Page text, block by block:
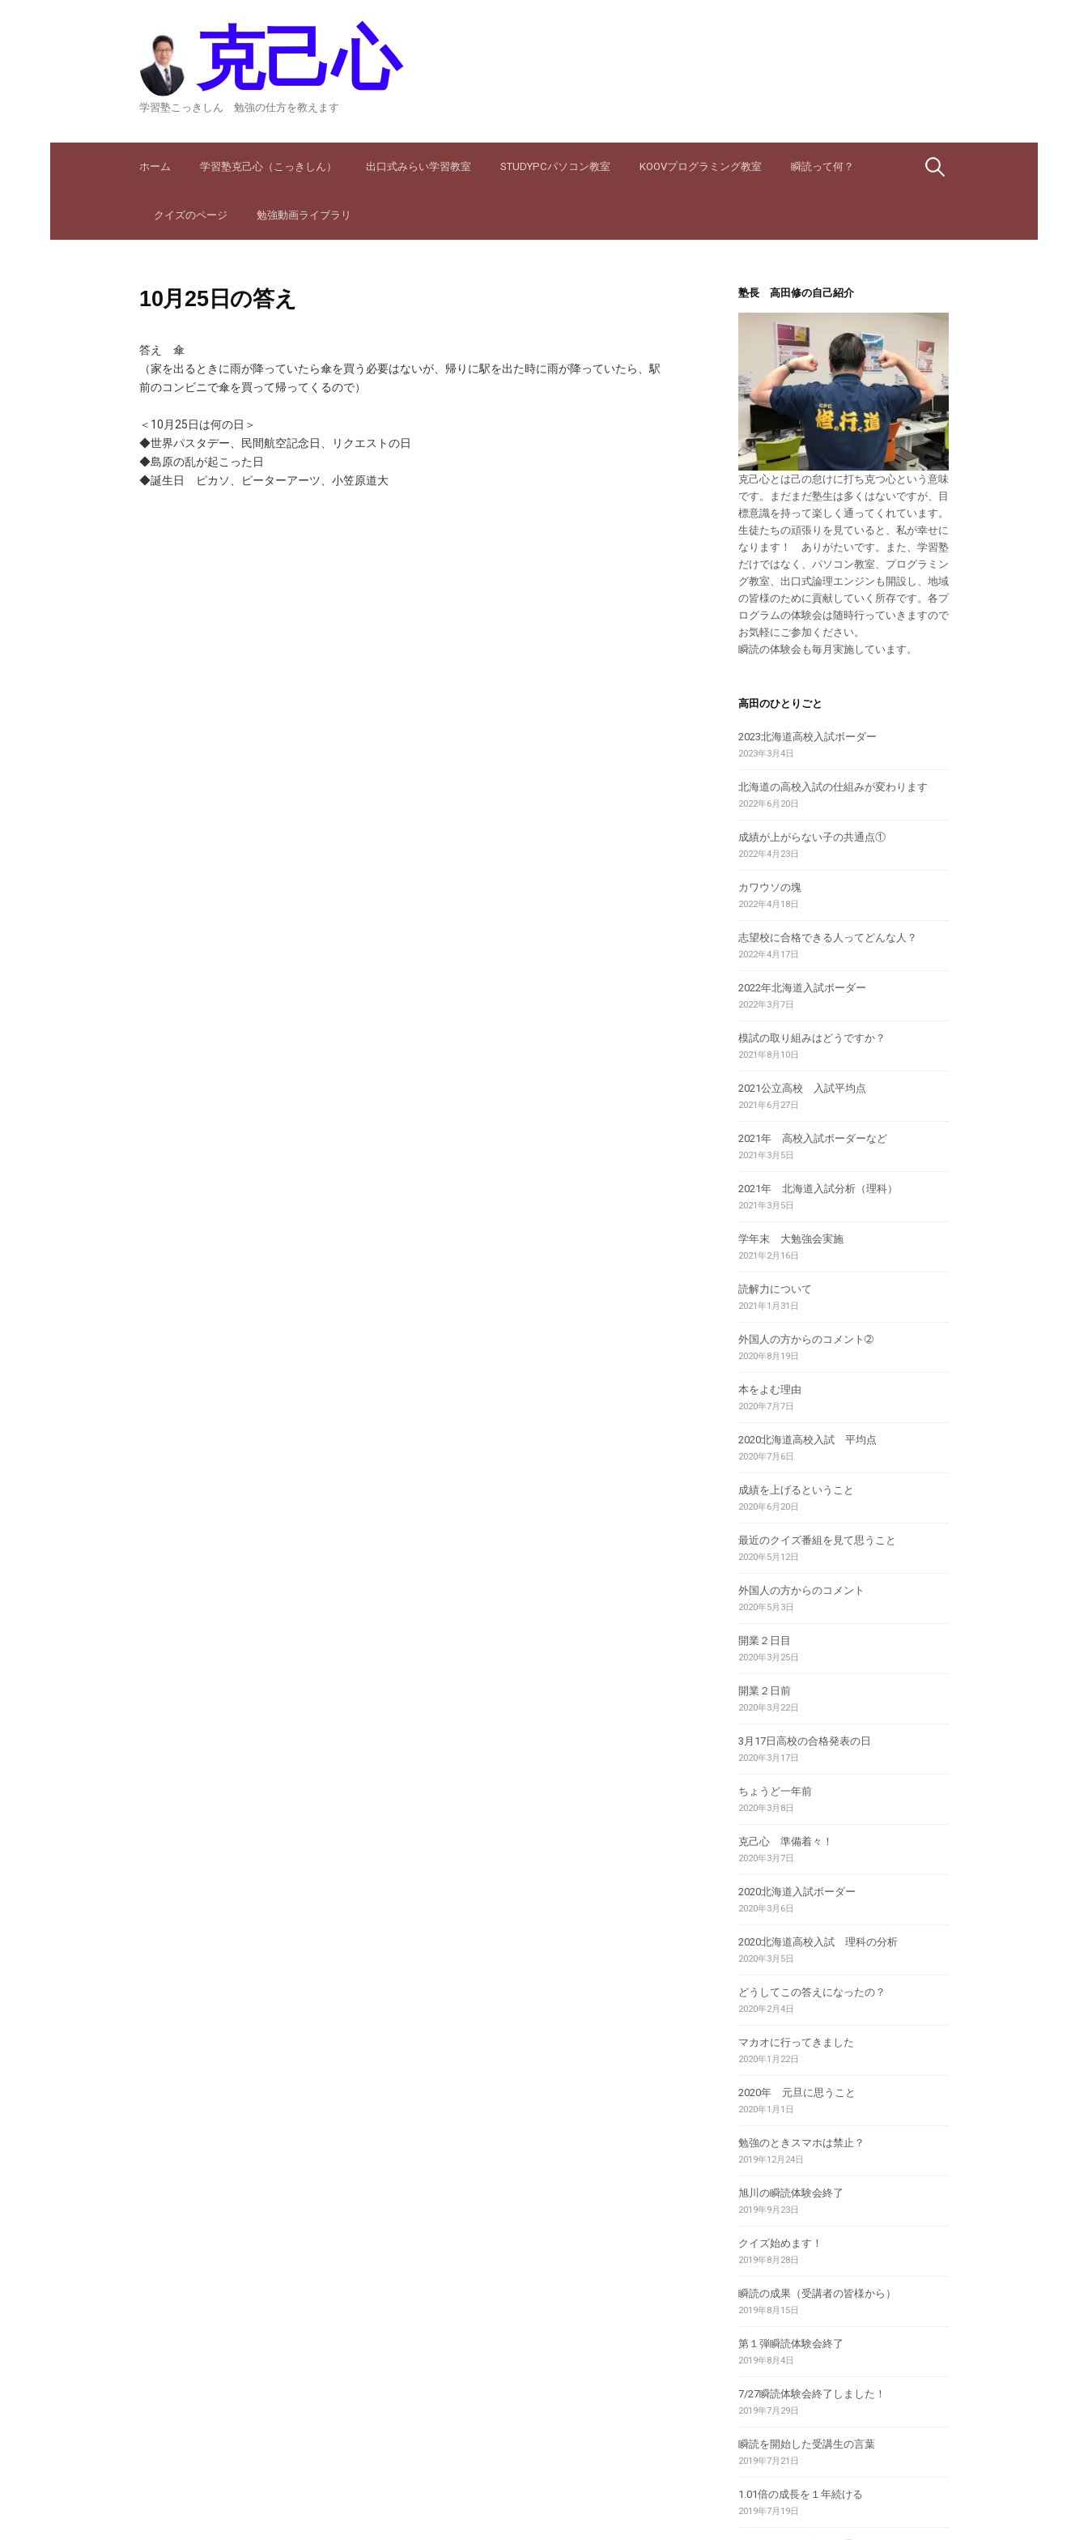
克己心
学習塾こっきしん 勉強の仕方を教えます
ホーム 学習塾克己心（こっきしん） 出口式みらい学習教室 STUDYPCパソコン教室 KOOVプログラミング教室 瞬読って何？
クイズのページ 勉強動画ライブラリ
検
10月25日の答え
答え 傘
（家を出るときに雨が降っていたら傘を買う必要はないが、帰りに駅を出た時に雨が降っていたら、駅
前のコンビニで傘を買って帰ってくるので）
＜10月25日は何の日＞
◆世界パスタデー、民間航空記念日、リクエストの日
◆島原の乱が起こった日
◆誕生日 ピカソ、ピーターアーツ、小笠原道大
塾長 高田修の自己紹介
克己心とは己の怠けに打ち克つ心という意味
です。まだまだ塾生は多くはないですが、目
標意識を持って楽しく通ってくれています。
生徒たちの頑張りを見ていると、私が幸せに
なります！ ありがたいです。また、学習塾
だけではなく、パソコン教室、プログラミン
グ教室、出口式論理エンジンも開設し、地域
の皆様のために貢献していく所存です。各プ
ログラムの体験会は随時行っていきますので
お気軽にご参加ください。
瞬読の体験会も毎月実施しています。
高田のひとりごと
2023北海道高校入試ボーダー
2023年3月4日
北海道の高校入試の仕組みが変わります
2022年6月20日
成績が上がらない子の共通点①
2022年4月23日
カワウソの塊
2022年4月18日
志望校に合格できる人ってどんな人？
2022年4月17日
2022年北海道入試ボーダー
2022年3月7日
模試の取り組みはどうですか？
2021年8月10日
2021公立高校 入試平均点
2021年6月27日
2021年 高校入試ボーダーなど
2021年3月5日
2021年 北海道入試分析（理科）
2021年3月5日
学年末 大勉強会実施
2021年2月16日
読解力について
2021年1月31日
外国人の方からのコメント➁
2020年8月19日
本をよむ理由
2020年7月7日
2020北海道高校入試 平均点
2020年7月6日
成績を上げるということ
2020年6月20日
最近のクイズ番組を見て思うこと
2020年5月12日
外国人の方からのコメント
2020年5月3日
開業２日目
2020年3月25日
開業２日前
2020年3月22日
3月17日高校の合格発表の日
2020年3月17日
ちょうど一年前
2020年3月8日
克己心 準備着々！
2020年3月7日
2020北海道入試ボーダー
2020年3月6日
2020北海道高校入試 理科の分析
2020年3月5日
どうしてこの答えになったの？
2020年2月4日
マカオに行ってきました
2020年1月22日
2020年 元旦に思うこと
2020年1月1日
勉強のときスマホは禁止？
2019年12月24日
旭川の瞬読体験会終了
2019年9月23日
クイズ始めます！
2019年8月28日
瞬読の成果（受講者の皆様から）
2019年8月15日
第１弾瞬読体験会終了
2019年8月4日
7/27瞬読体験会終了しました！
2019年7月29日
瞬読を開始した受講生の言葉
2019年7月21日
1.01倍の成長を１年続ける
2019年7月19日